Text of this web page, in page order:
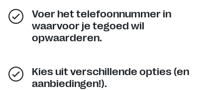
Voer het telefoonnummer in
waarvoor je tegoed wil
opwaarderen.
Kies uit verschillende opties (en
aanbiedingen!).